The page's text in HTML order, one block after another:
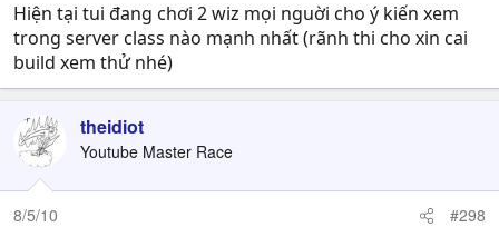
Hiện tại tui đang chơi 2 wiz mọi nguời cho ý kiến xem
trong server class nào mạnh nhất (rãnh thi cho xin cai
build xem thử nhé)
theidiot
Youtube Master Race
8/5/10 #298